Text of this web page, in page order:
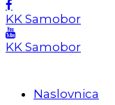
KK Samobor
KK Samobor
Naslovnica